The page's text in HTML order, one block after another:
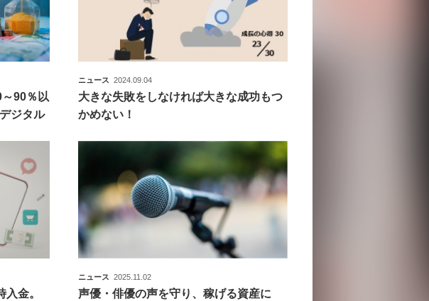
90％以
ジタル
ニュース 2024.09.04
大きな失敗をしなければ大きな成功もつ
かめない！
金。
ニュース 2025.11.02
声優・俳優の声を守り、稼げる資産に